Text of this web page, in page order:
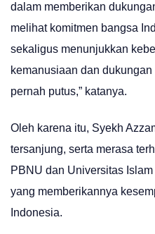
dalam memberikan
melihat komitmen bangsa
sekaligus menunjukkan
kemanusiaan dan
pernah putus,” katanya.
Oleh karena itu, Syekh
tersanjung, serta merasa
PBNU dan Universitas
yang memberikannya
Indonesia.